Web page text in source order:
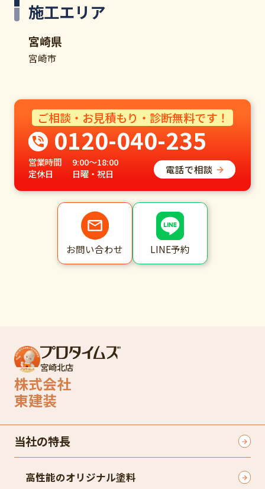
施工エリア
宮崎県
宮崎市
ご相談・お見積もり・診断無料です！
0120-040-235
営業時間
9:00～18:00
定休日
日曜・祝日 電話で相談
お問い合わせ LINE予約
宮崎北店
株式会社
東建装
当社の特長
高性能のオリジナル塗料